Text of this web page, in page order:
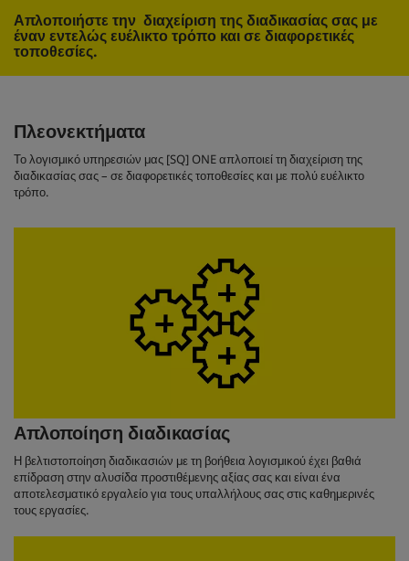
Απλοποιήστε την διαχείριση της διαδικασίας σας με
έναν εντελώς ευέλικτο τρόπο και σε διαφορετικές
τοποθεσίες.
Πλεονεκτήματα
Το λογισμικό υπηρεσιών μας [SQ] ONE απλοποιεί τη διαχείριση της
διαδικασίας σας – σε διαφορετικές τοποθεσίες και με πολύ ευέλικτο
τρόπο.
Απλοποίηση διαδικασίας
Η βελτιστοποίηση διαδικασιών με τη βοήθεια λογισμικού έχει βαθιά
επίδραση στην αλυσίδα προστιθέμενης αξίας σας και είναι ένα
αποτελεσματικό εργαλείο για τους υπαλλήλους σας στις καθημερινές
τους εργασίες.